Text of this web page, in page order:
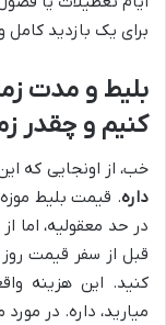
برای یک بازدید
بلیط و مدت
کنیم و چقدر
خب، از اونجایی که
داره. قیمت بلیط
در حد معقولیه، اما
قبل از سفر قیمت
کنید. این هزینه
میارید، داره. در